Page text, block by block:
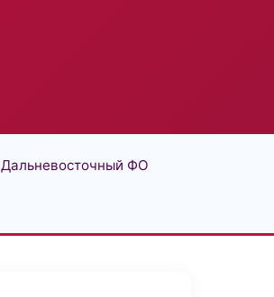
Дальневосточный ФО